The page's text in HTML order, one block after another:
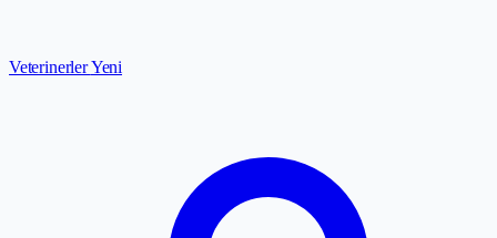
VeterinerlerYeni